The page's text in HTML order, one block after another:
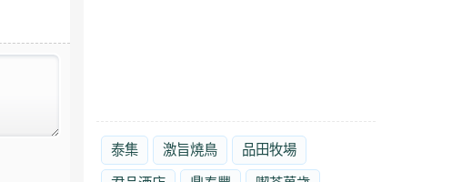
泰集 激旨燒鳥 品田牧場